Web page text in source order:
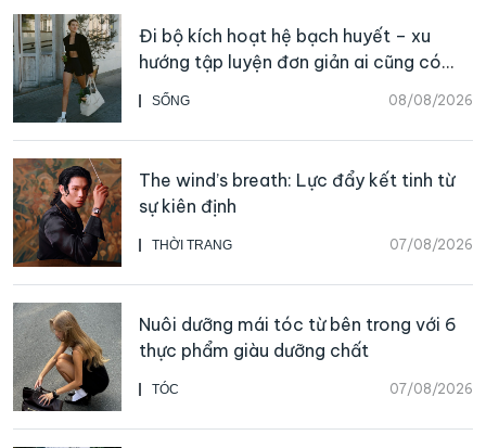
SỐNG 08/08/2026
Đi bộ kích hoạt hệ bạch huyết – xu
hướng tập luyện đơn giản ai cũng có
thể bắt đầu
THỜI TRANG 07/08/2026
The wind’s breath: Lực đẩy kết tinh từ
sự kiên định
TÓC 07/08/2026
Nuôi dưỡng mái tóc từ bên trong với 6
thực phẩm giàu dưỡng chất